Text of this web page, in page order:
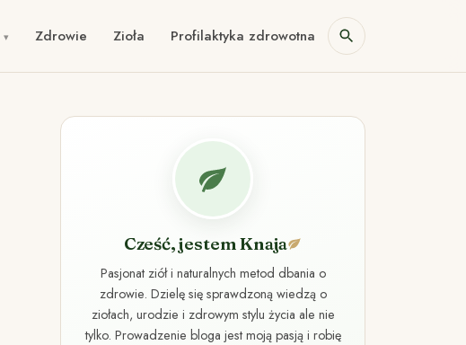
Zdrowie Zioła Profilaktyka zdrowotna
Cześć, jestem Knaja
Pasjonat ziół i naturalnych metod dbania o
zdrowie. Dzielę się sprawdzoną wiedzą o
ziołach, urodzie i zdrowym stylu życia ale nie
tylko. Prowadzenie bloga jest moją pasją i robię